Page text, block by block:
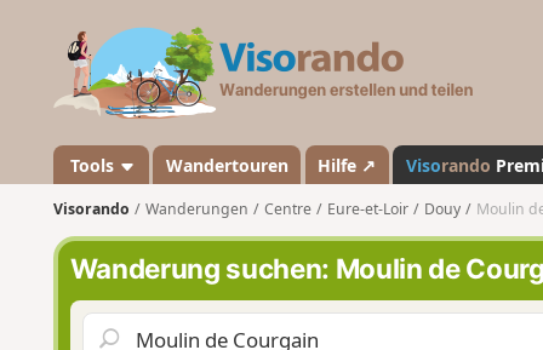
a
n
d
o
Tools Wandertouren Hilfe ↗ Visorando
Visorando Wanderungen Centre Eure-et-Loir Douy Moulin
Wanderung suchen: Moulin de